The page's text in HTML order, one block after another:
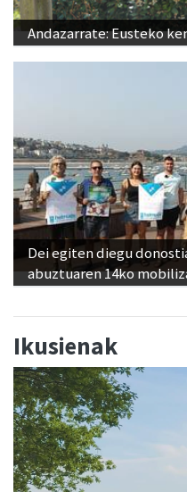
Andazarrate: Eusteko
Dei egiten diegu
abuztuaren 14ko
Ikusienak